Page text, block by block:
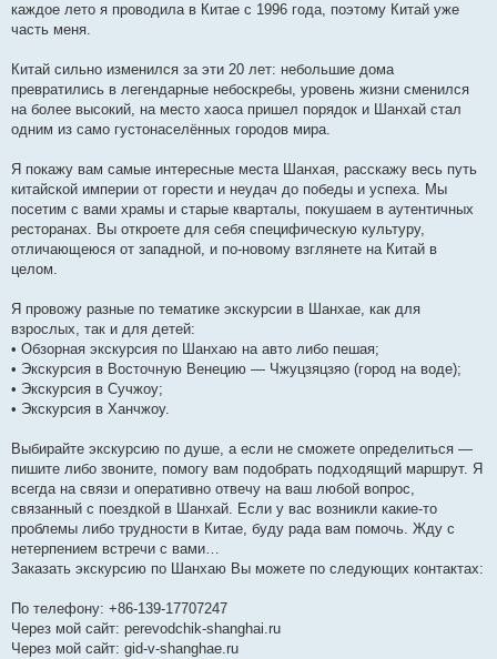
н
я
каждое лето я проводила в Китае с 1996 года, поэтому Китай уже
часть меня.
Китай сильно изменился за эти 20 лет: небольшие дома
превратились в легендарные небоскребы, уровень жизни сменился
на более высокий, на место хаоса пришел порядок и Шанхай стал
одним из само густонаселённых городов мира.
Я покажу вам самые интересные места Шанхая, расскажу весь путь
китайской империи от горести и неудач до победы и успеха. Мы
посетим с вами храмы и старые кварталы, покушаем в аутентичных
ресторанах. Вы откроете для себя специфическую культуру,
отличающеюся от западной, и по-новому взглянете на Китай в
целом.
Я провожу разные по тематике экскурсии в Шанхае, как для
взрослых, так и для детей:
• Обзорная экскурсия по Шанхаю на авто либо пешая;
• Экскурсия в Восточную Венецию — Чжуцзяцзяо (город на воде);
• Экскурсия в Сучжоу;
• Экскурсия в Ханчжоу.
Выбирайте экскурсию по душе, а если не сможете определиться —
пишите либо звоните, помогу вам подобрать подходящий маршрут. Я
всегда на связи и оперативно отвечу на ваш любой вопрос,
связанный с поездкой в Шанхай. Если у вас возникли какие-то
проблемы либо трудности в Китае, буду рада вам помочь. Жду с
нетерпением встречи с вами…
Заказать экскурсию по Шанхаю Вы можете по следующих контактах:
По телефону: +86-139-17707247
Через мой сайт: perevodchik-shanghai.ru
Через мой сайт: gid-v-shanghae.ru